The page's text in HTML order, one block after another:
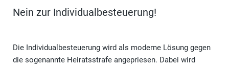
Nein zur Individualbesteuerung!
Die Individualbesteuerung wird als moderne Lösung gegen
die sogenannte Heiratsstrafe angepriesen. Dabei wird